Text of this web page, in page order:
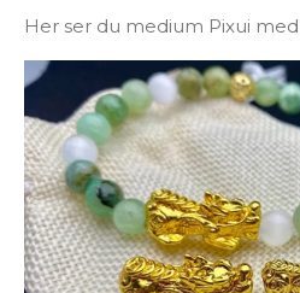
Her ser du medium Pixui